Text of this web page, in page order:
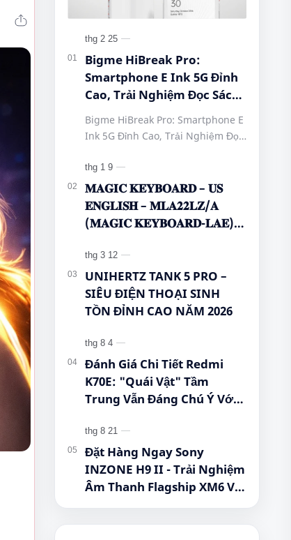
Bigme HiBreak Pro:
Smartphone E Ink 5G Đỉnh
Cao, Trải Nghiệm Đọc Sách
Mobile! #BigmeHiBreakPro
#SmartphoneEInk
#QueenMobile
#HiBreakPro5G
#DienThoaiDocSach
#CongNgheMoi
#MuaSamThongMinh
#EInkPhone
#5GSmartphone
Bigme HiBreak Pro: Smartphone E
Ink 5G Đỉnh Cao, Trải Nghiệm Đọc
#BigmeHiBreakPro
#SmartphoneEInk #QueenMobile
#Hi…
𝐌𝐀𝐆𝐈𝐂 𝐊𝐄𝐘𝐁𝐎𝐀𝐑𝐃 – 𝐔𝐒
𝐄𝐍𝐆𝐋𝐈𝐒𝐇 – 𝐌𝐋𝐀𝟐𝟐𝐋𝐙/𝐀
(𝐌𝐀𝐆𝐈𝐂 𝐊𝐄𝐘𝐁𝐎𝐀𝐑𝐃-𝐋𝐀𝐄)
UNIHERTZ TANK 5 PRO –
SIÊU ĐIỆN THOẠI SINH
TỒN ĐỈNH CAO NĂM 2026
Đánh Giá Chi Tiết Redmi
K70E: "Quái Vật" Tầm
Trung Vẫn Đáng Chú Ý Với
Hình 1.5K Và Pin 5.500 mAh
Đặt Hàng Ngay Sony
INZONE H9 II - Trải Nghiệm
Âm Thanh Flagship XM6 Với